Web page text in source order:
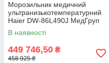
Морозильник медичний
ультранизькотемпературний
Haier DW-86L490J МедГруп
В наявності
449 746,50 ₴
458 925 ₴